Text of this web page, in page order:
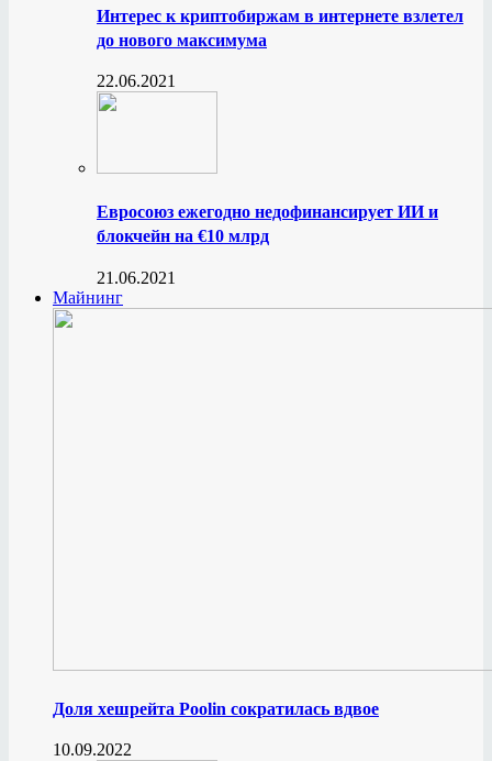
Интерес к криптобиржам в интернете взлетел
до нового максимума
22.06.2021
Евросоюз ежегодно недофинансирует ИИ и
блокчейн на €10 млрд
21.06.2021
Майнинг
Доля хешрейта Poolin сократилась вдвое
10.09.2022